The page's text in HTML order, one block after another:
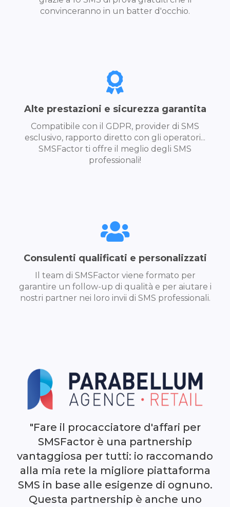
convinceranno in un batter d'occhio.
Alte prestazioni e sicurezza garantita
Compatibile con il GDPR, provider di SMS
esclusivo, rapporto diretto con gli operatori...
SMSFactor ti offre il meglio degli SMS
professionali!
Consulenti qualificati e personalizzati
Il team di SMSFactor viene formato per
garantire un follow-up di qualità e per aiutare i
nostri partner nei loro invii di SMS professionali.
"Fare il procacciatore d'affari per
SMSFactor è una partnership
vantaggiosa per tutti: io raccomando
alla mia rete la migliore piattaforma
SMS in base alle esigenze di ognuno.
Questa partnership è anche uno